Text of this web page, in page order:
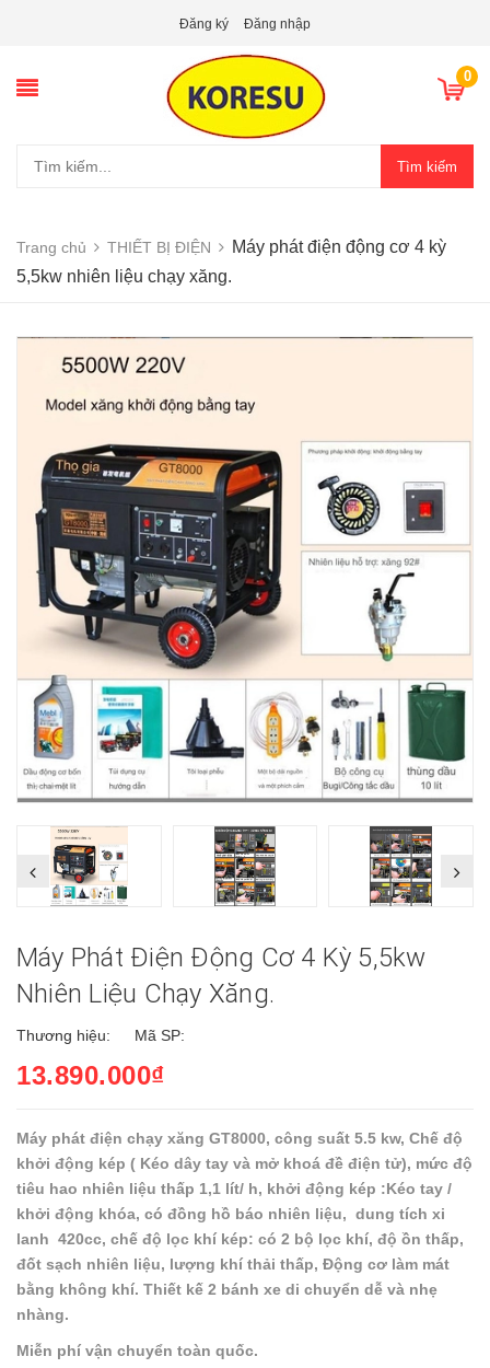
Đăng ký Đăng nhập
0
Tìm kiếm
Trang chủ THIẾT BỊ ĐIỆN
Máy phát điện động cơ 4 kỳ
5,5kw nhiên liệu chạy xăng.
Máy Phát Điện Động Cơ 4 Kỳ 5,5kw
Nhiên Liệu Chạy Xăng.
Thương hiệu: Mã SP:
13.890.000₫
Máy phát điện chạy xăng GT8000, công suất 5.5 kw, Chế độ
khởi động kép ( Kéo dây tay và mở khoá đề điện tử), mức độ
tiêu hao nhiên liệu thấp 1,1 lít/ h, khởi động kép :Kéo tay /
khởi động khóa, có đồng hồ báo nhiên liệu, dung tích xi
lanh 420cc, chế độ lọc khí kép: có 2 bộ lọc khí, độ ồn thấp,
đốt sạch nhiên liệu, lượng khí thải thấp, Động cơ làm mát
bằng không khí. Thiết kế 2 bánh xe di chuyển dễ và nhẹ
nhàng.
Miễn phí vận chuyển toàn quốc.